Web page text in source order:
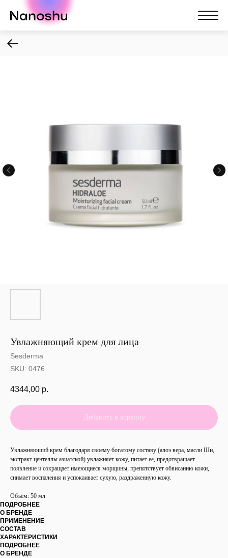
Nanoshu
Увлажняющий крем для лица
Sesderma
SKU: 0476
4344,00 р.
Добавить в корзину
Увлажняющий крем благодаря своему богатому составу (алоэ вера, масли Ши,
экстракт центеллы азиатской) увлажняет кожу, питает ее, предотвращает
появление и сокращает имеющиеся морщины, препятствует обвисанию кожи,
снимает воспаления и успокаивает сухую, раздраженную кожу.
Объём: 50 мл
ПОДРОБНЕЕ
О БРЕНДЕ
ПРИМЕНЕНИЕ
СОСТАВ
ХАРАКТЕРИСТИКИ
ПОДРОБНЕЕ
О БРЕНДЕ